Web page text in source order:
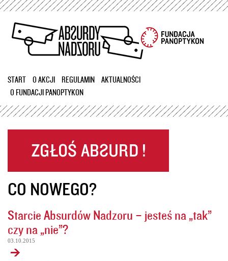
Przejdź
treści
START O AKCJI REGULAMIN
AKTUALNOŚCI
O FUNDACJI PANOPTYKON
CO NOWEGO?
Starcie Absurdów Nadzoru – jesteś na „tak”
czy na „nie”?
03.10.2015